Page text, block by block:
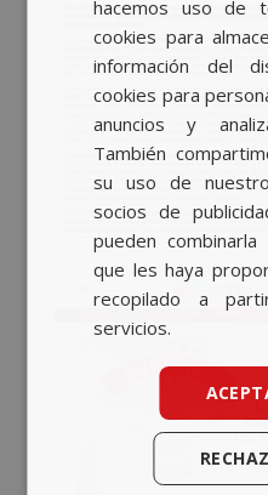
hacemos uso de
cookies para
información del
cookies para
anuncios y
También
su uso de
socios de
pueden
que les haya
recopilado a
servicios.